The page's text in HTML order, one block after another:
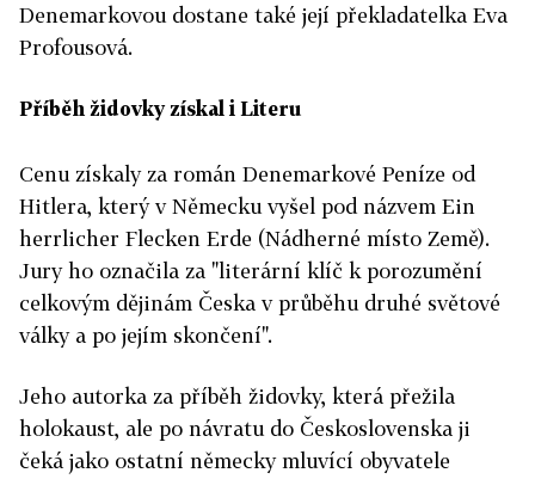
Denemarkovou dostane také její překladatelka Eva
Profousová.
Příběh židovky získal i Literu
Cenu získaly za román Denemarkové Peníze od
Hitlera, který v Německu vyšel pod názvem Ein
herrlicher Flecken Erde (Nádherné místo Země).
Jury ho označila za "literární klíč k porozumění
celkovým dějinám Česka v průběhu druhé světové
války a po jejím skončení".
Jeho autorka za příběh židovky, která přežila
holokaust, ale po návratu do Československa ji
čeká jako ostatní německy mluvící obyvatele